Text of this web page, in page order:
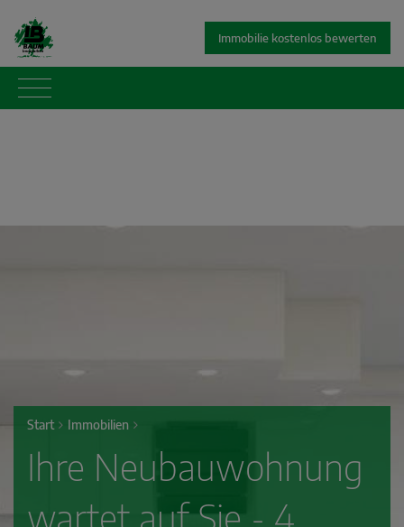
Immobilie kostenlos bewerten
Start Immobilien
Ihre Neubauwohnung
wartet auf Sie - 4